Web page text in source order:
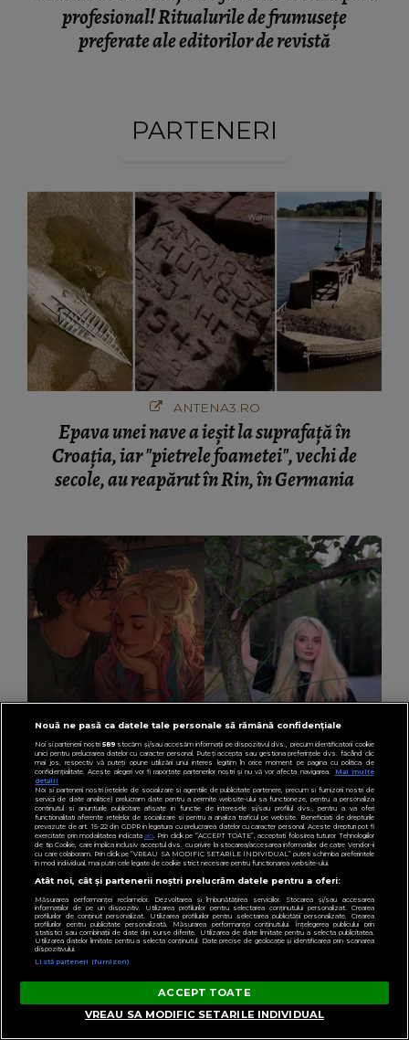
profesional! Ritualurile de frumusețe
preferate ale editorilor de revistă
PARTENERI
ANTENA3.RO
Epava unei nave a ieșit la suprafață în
Croația, iar "pietrele foametei", vechi de
secole, au reapărut în Rin, în Germania
PEROZ.RO
O femeie susține că și-a pierdut „iubitul” după
o actualizare a chatbotului ChatGPT: „Sunt
devastată”
Nouă ne pasă ca datele tale personale să rămână confidențiale
Noi și partenerii noștri589stocăm și/sau accesăm informații pe dispozitivul dvs., precum identificatorii cookie
unici pentru prelucrarea datelor cu caracter personal. Puteți accepta sau gestiona preferințele dvs. făcând clic
mai jos, respectiv vă puteți opune utilizării unui interes legitim în orice moment pe pagina cu politica de
confidențialitate. Aceste alegeri vor fi raportate partenerilor noștri și nu vă vor afecta navigarea.
Mai multe
detalii
Noi si partenerii nostri (retelele de socializare si agentiile de publicitate partenere, precum si furnizorii nostri de
servicii de date analitice) prelucram date pentru a permite website-ului sa functioneze, pentru a personaliza
continutul si anunturile publicitare afisate in functie de interesele si/sau profilul dvs., pentru a va oferi
functionalitati aferente retelelor de socializare si pentru a analiza traficul pe website. Beneficiati de drepturile
prevazute de art. 15-22 din GDPR in legatura cu prelucrarea datelor cu caracter personal. Aceste drepturi pot fi
exercitate prin modalitatea indicataaici. Prin click pe “ACCEPT TOATE”, acceptati folosirea tuturor Tehnologiilor
de tip Cookie, care implica inclusiv acceptul dvs. cu privire la stocarea/accesarea informatiilor de catre Vendor-ii
cu care colaboram. Prin click pe “VREAU SA MODIFIC SETARILE INDIVIDUAL” puteti schimba preferintele
in mod individual, mai putin cele legate de cookie strict necesare pentru functionarea website-ului.
Atât noi, cât și partenerii noștri prelucrăm datele pentru a oferi:
Măsurarea performanței reclamelor. Dezvoltarea și îmbunătățirea serviciilor. Stocarea și/sau accesarea
informațiilor de pe un dispozitiv. Utilizarea profilurilor pentru selectarea conținutului personalizat. Crearea
profilurilor de conținut personalizat. Utilizarea profilurilor pentru selectarea publicității personalizate. Crearea
profilurilor pentru publicitate personalizată. Măsurarea performanței conținutului. Înțelegerea publicului prin
statistici sau combinații de date din surse diferite. Utilizarea de date limitate pentru a selecta publicitatea.
Utilizarea datelor limitate pentru a selecta conținutul. Date precise de geolocație și identificarea prin scanarea
dispozitivului.
Listă parteneri (furnizori)
ACCEPT TOATE
VREAU SA MODIFIC SETARILE INDIVIDUAL